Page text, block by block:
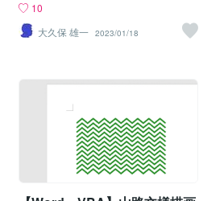
' Ｙ ' Const ELLISCNT = 1
5 '楕円の数 Const ELLISRAD
= 16 '楕円の半径 ' Const EL
Ｘ ' Const ELLILNWT = 1 '輪
--------------------------------------- Dim Ip As
Integer Dim intDxp As Integer, intDyp A
s Integer Dim intEwd As Integer, intEht
As Integer Dim sngAng As Single, lng
Col(1) As Long ' lngCol(0) = vbBlack
'←輪郭
10
大久保 雄一 2023/01/18